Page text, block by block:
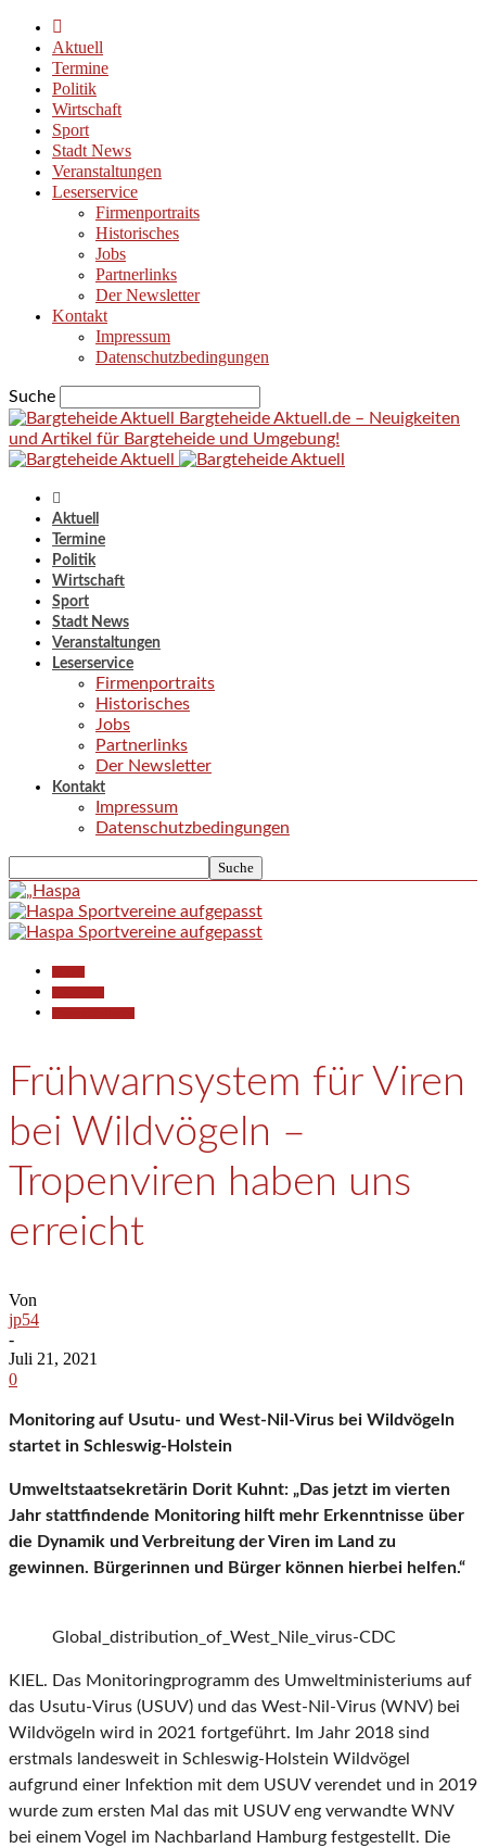
Aktuell
Termine
Politik
Wirtschaft
Sport
Stadt News
Veranstaltungen
Leserservice
Firmenportraits
Historisches
Jobs
Partnerlinks
Der Newsletter
Kontakt
Impressum
Datenschutzbedingungen
Suche
Bargteheide Aktuell.de – Neuigkeiten
und Artikel für Bargteheide und Umgebung!
Aktuell
Termine
Politik
Wirtschaft
Sport
Stadt News
Veranstaltungen
Leserservice
Firmenportraits
Historisches
Jobs
Partnerlinks
Der Newsletter
Kontakt
Impressum
Datenschutzbedingungen
Frühwarnsystem für Viren
bei Wildvögeln –
Tropenviren haben uns
erreicht
Von
jp54
-
Juli 21, 2021
0
Monitoring auf Usutu- und West-Nil-Virus bei Wildvögeln
startet in Schleswig-Holstein
Umweltstaatsekretärin Dorit Kuhnt: „Das jetzt im vierten
Jahr stattfindende Monitoring hilft mehr Erkenntnisse über
die Dynamik und Verbreitung der Viren im Land zu
gewinnen. Bürgerinnen und Bürger können hierbei helfen.“
Global_distribution_of_West_Nile_virus-CDC
KIEL. Das Monitoringprogramm des Umweltministeriums auf
das Usutu-Virus (USUV) und das West-Nil-Virus (WNV) bei
Wildvögeln wird in 2021 fortgeführt. Im Jahr 2018 sind
erstmals landesweit in Schleswig-Holstein Wildvögel
aufgrund einer Infektion mit dem USUV verendet und in 2019
wurde zum ersten Mal das mit USUV eng verwandte WNV
bei einem Vogel im Nachbarland Hamburg festgestellt. Die